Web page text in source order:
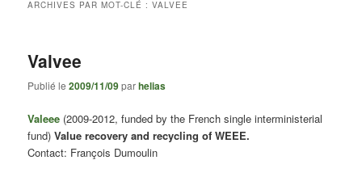
ARCHIVES PAR MOT-CLÉ :VALVEE
Valvee
Publié le2009/11/09parhelias
Valeee (2009-2012, funded by the French single interministerial
fund)Value recovery and recycling of WEEE.
Contact: François Dumoulin